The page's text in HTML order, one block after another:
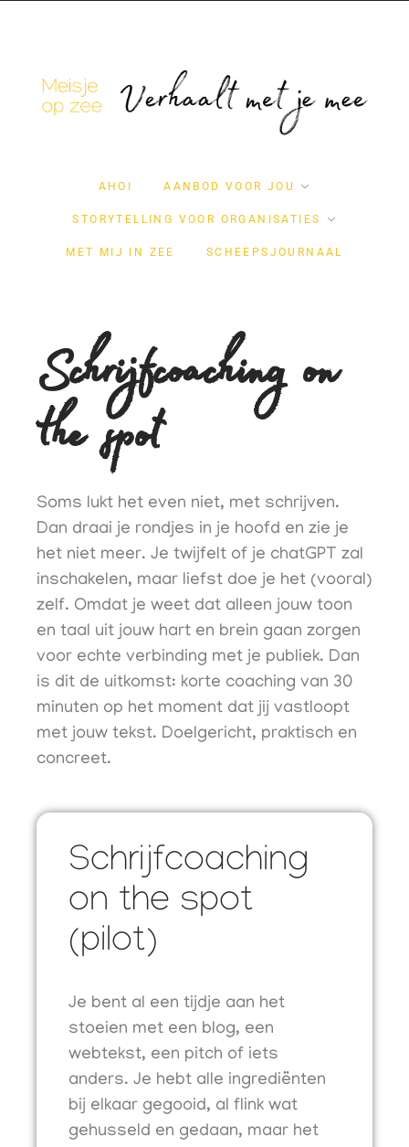
AHOI AANBOD VOOR JOU
STORYTELLING VOOR ORGANISATIES
MET MIJ IN ZEE SCHEEPSJOURNAAL
Schrijfcoaching on
the spot
Soms lukt het even niet, met schrijven.
Dan draai je rondjes in je hoofd en zie je
het niet meer. Je twijfelt of je chatGPT zal
inschakelen, maar liefst doe je het (vooral)
zelf. Omdat je weet dat alleen jouw toon
en taal uit jouw hart en brein gaan zorgen
voor echte verbinding met je publiek. Dan
is dit de uitkomst: korte coaching van 30
minuten op het moment dat jij vastloopt
met jouw tekst. Doelgericht, praktisch en
concreet.
Schrijfcoaching
on the spot
(pilot)
Je bent al een tijdje aan het
stoeien met een blog, een
webtekst, een pitch of iets
anders. Je hebt alle ingrediënten
bij elkaar gegooid, al flink wat
gehusseld en gedaan, maar het